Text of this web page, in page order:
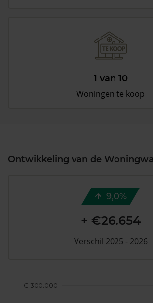
1 van 10
Woningen te koop
Ontwikkeling van de
€ 300.000
9,0%
+ €26.654
Verschil 2025 - 2026